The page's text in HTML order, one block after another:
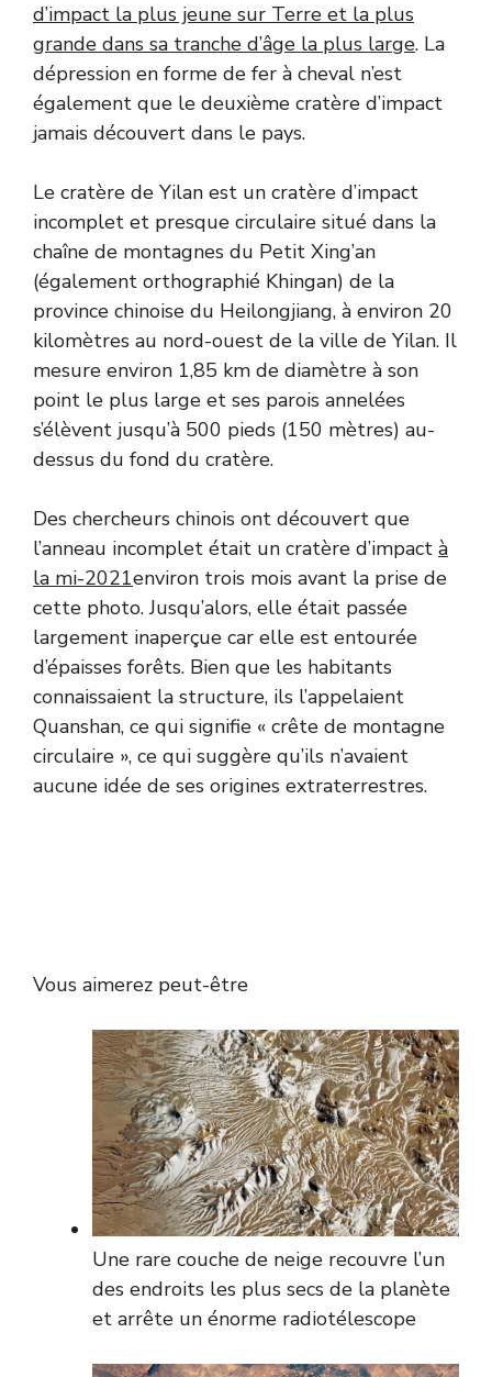
d’impact la plus jeune sur Terre et la plus
grande dans sa tranche d’âge la plus large. La
dépression en forme de fer à cheval n’est
également que le deuxième cratère d’impact
jamais découvert dans le pays.
Le cratère de Yilan est un cratère d’impact
incomplet et presque circulaire situé dans la
chaîne de montagnes du Petit Xing’an
(également orthographié Khingan) de la
province chinoise du Heilongjiang, à environ 20
kilomètres au nord-ouest de la ville de Yilan. Il
mesure environ 1,85 km de diamètre à son
point le plus large et ses parois annelées
s’élèvent jusqu’à 500 pieds (150 mètres) au-
dessus du fond du cratère.
Des chercheurs chinois ont découvert que
l’anneau incomplet était un cratère d’impact à
la mi-2021environ trois mois avant la prise de
cette photo. Jusqu’alors, elle était passée
largement inaperçue car elle est entourée
d’épaisses forêts. Bien que les habitants
connaissaient la structure, ils l’appelaient
Quanshan, ce qui signifie « crête de montagne
circulaire », ce qui suggère qu’ils n’avaient
aucune idée de ses origines extraterrestres.
Vous aimerez peut-être
Une rare couche de neige recouvre l’un
des endroits les plus secs de la planète
et arrête un énorme radiotélescope